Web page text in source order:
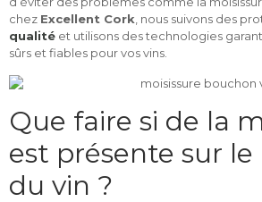
chez Excellent Cork , nous suivons des
qualité et utilisons des technologies
sûrs et fiables pour vos vins.
Que faire si de la
est présente sur
du vin ?